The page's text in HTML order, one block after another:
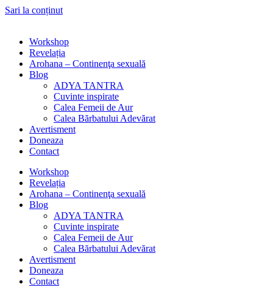
Sari la conținut
Workshop
Revelația
Arohana – Continenţa sexuală
Blog
ADYA TANTRA
Cuvinte inspirate
Calea Femeii de Aur
Calea Bărbatului Adevărat
Avertisment
Doneaza
Contact
Workshop
Revelația
Arohana – Continenţa sexuală
Blog
ADYA TANTRA
Cuvinte inspirate
Calea Femeii de Aur
Calea Bărbatului Adevărat
Avertisment
Doneaza
Contact